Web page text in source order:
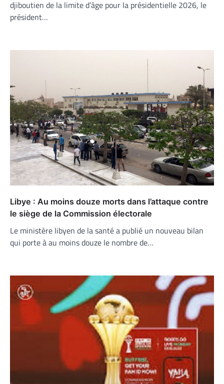
djiboutien de la limite d’âge pour la présidentielle 2026, le
président…
Libye : Au moins douze morts dans l’attaque contre
le siège de la Commission électorale
Le ministère libyen de la santé a publié un nouveau bilan
qui porte à au moins douze le nombre de…